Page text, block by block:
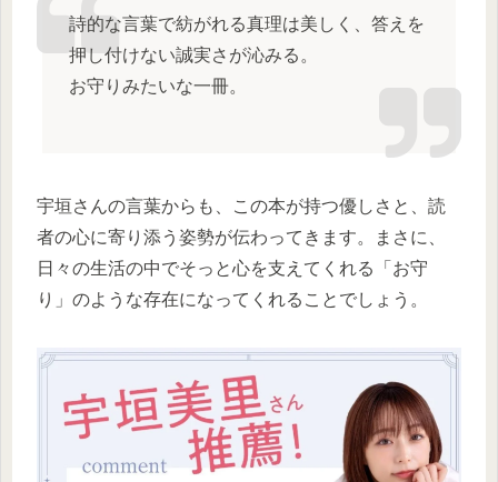
詩的な言葉で紡がれる真理は美しく、答えを
押し付けない誠実さが沁みる。
お守りみたいな一冊。
宇垣さんの言葉からも、この本が持つ優しさと、読
者の心に寄り添う姿勢が伝わってきます。まさに、
日々の生活の中でそっと心を支えてくれる「お守
り」のような存在になってくれることでしょう。